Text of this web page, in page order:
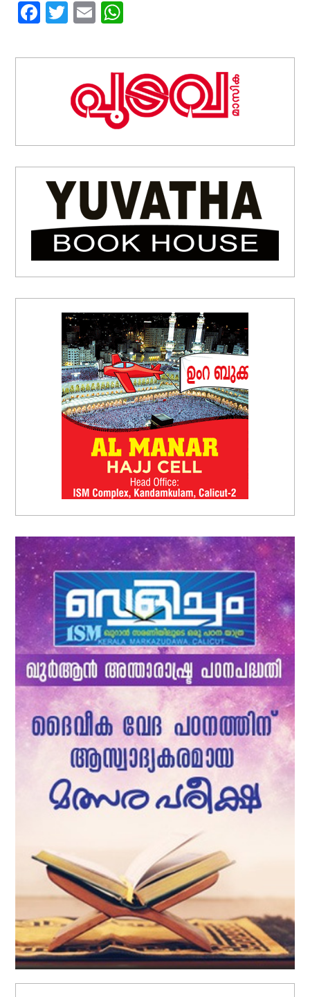
Facebook
Twitter
Email